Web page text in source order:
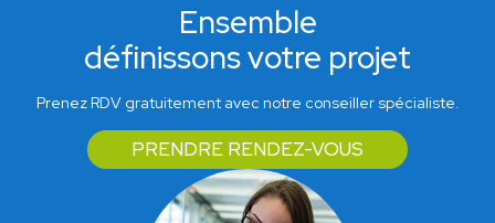
Ensemble
définissons votre projet
Prenez RDV gratuitement avec notre conseiller spécialiste.
PRENDRE RENDEZ-VOUS